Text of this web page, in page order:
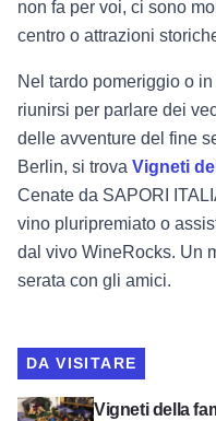
non fa per voi, ci sono
centro o attrazioni
Nel tardo pomeriggio o
riunirsi per parlare dei
delle avventure del fine
Berlin, si trova Vigneti
Cenate da SAPORI
vino pluripremiato o
dal vivo WineRocks. Un
serata con gli amici.
DA VISITARE
Vigneti della
Visualizza i vigneti della